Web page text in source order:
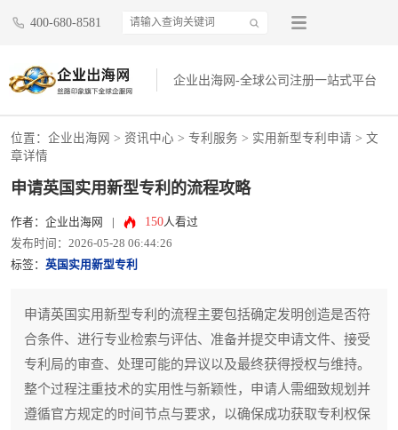
400-680-8581
企业出海网-全球公司注册一站式平台
位置： 企业出海网 > 资讯中心 > 专利服务 > 实用新型专利申请 > 文
章详情
申请英国实用新型专利的流程攻略
作者：企业出海网 150人看过
发布时间：2026-05-28 06:44:26
标签： 英国实用新型专利
申请英国实用新型专利的流程主要包括确定发明创造是否符
合条件、进行专业检索与评估、准备并提交申请文件、接受
专利局的审查、处理可能的异议以及最终获得授权与维持。
整个过程注重技术的实用性与新颖性，申请人需细致规划并
遵循官方规定的时间节点与要求，以确保成功获取专利权保